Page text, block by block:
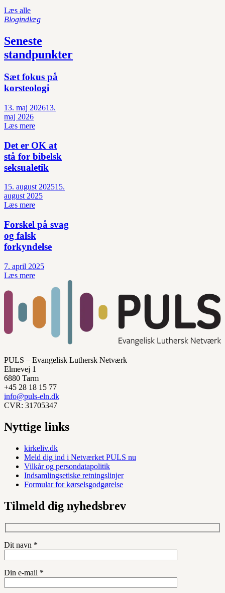
Læs alle
Blogindlæg
Seneste
standpunkter
Sæt fokus på
korsteologi
13. maj 202613.
maj 2026
Læs mere
Det er OK at
stå for bibelsk
seksualetik
15. august 202515.
august 2025
Læs mere
Forskel på svag
og falsk
forkyndelse
7. april 2025
Læs mere
PULS – Evangelisk Luthersk Netværk
Elmevej 1
6880 Tarm
+45 28 18 15 77
info@puls-eln.dk
CVR: 31705347
Nyttige links
kirkeliv.dk
Meld dig ind i Netværket PULS nu
Vilkår og persondatapolitik
Indsamlingsetiske retningslinjer
Formular for kørselsgodgørelse
Tilmeld dig nyhedsbrev
Dit navn *
Din e-mail *